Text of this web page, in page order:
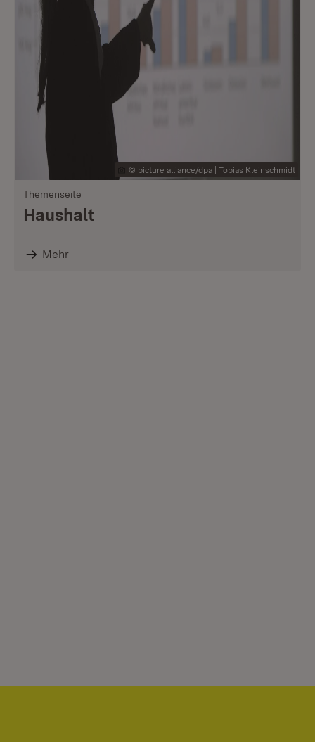
© picture alliance/dpa | Tobias Kleinschmidt
Themenseite
Haushalt
Mehr